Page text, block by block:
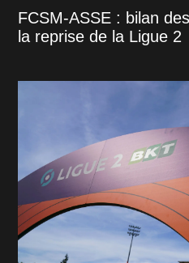
FCSM-ASSE : bilan
la reprise de la Ligue 2